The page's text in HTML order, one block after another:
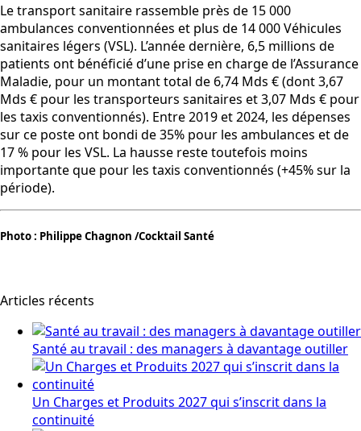
Le transport sanitaire rassemble près de 15 000
ambulances conventionnées et plus de 14 000 Véhicules
sanitaires légers (VSL). L’année dernière, 6,5 millions de
patients ont bénéficié d’une prise en charge de l’Assurance
Maladie, pour un montant total de 6,74 Mds € (dont 3,67
Mds € pour les transporteurs sanitaires et 3,07 Mds € pour
les taxis conventionnés). Entre 2019 et 2024, les dépenses
sur ce poste ont bondi de 35% pour les ambulances et de
17 % pour les VSL. La hausse reste toutefois moins
importante que pour les taxis conventionnés (+45% sur la
période).
Photo : Philippe Chagnon /Cocktail Santé
Articles récents
Santé au travail : des managers à davantage outiller
Un Charges et Produits 2027 qui s’inscrit dans la
continuité